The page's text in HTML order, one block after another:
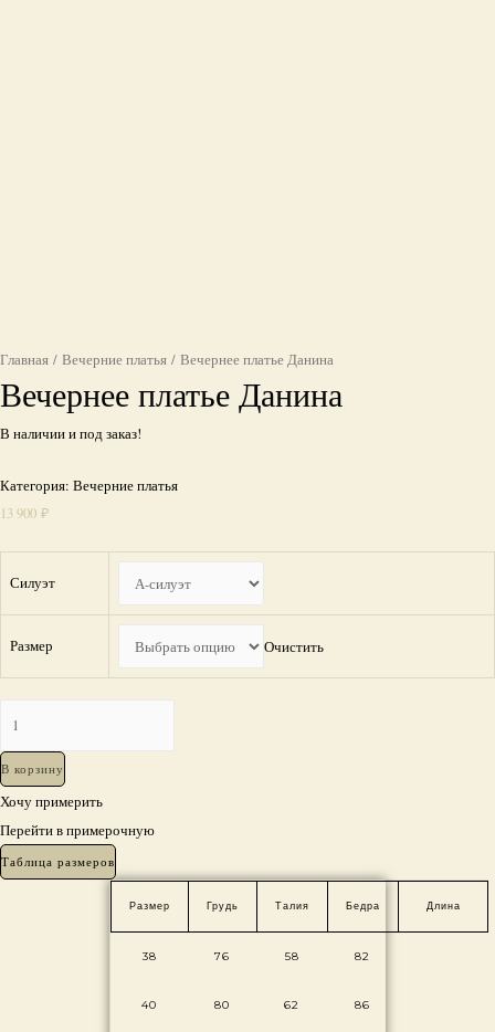
Главная / Вечерние платья / Вечернее платье Данина
Вечернее платье Данина
В наличии и под заказ!
Категория: Вечерние платья
13 900 ₽
Силуэт
Размер Очистить
платье
Данина
В корзину
Хочу примерить
Перейти в примерочную
Таблица размеров
Размер Грудь Талия Бедра Длина
38 76 58 82
40 80 62 86